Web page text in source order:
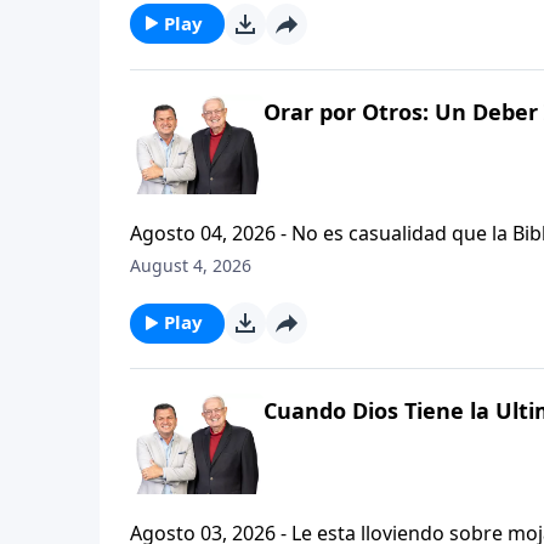
Play
Orar por Otros: Un Deber
Agosto 04, 2026 - No es casualidad que la Biblia contenga
profetas, apostoles...de gente comun y
especifica.
August 4, 2026
Play
Cuando Dios Tiene la
Agosto 03, 2026 - Le esta lloviendo sobre mojado? Siente que el dolor y el sufrimiento se han